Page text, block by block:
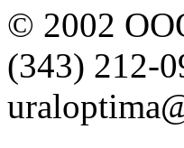
© 2002
(343) 212-